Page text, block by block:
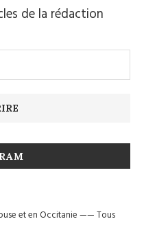
de la rédaction
et en Occitanie——Tous